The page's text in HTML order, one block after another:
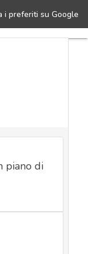
i preferiti su Google
dagli
piano di